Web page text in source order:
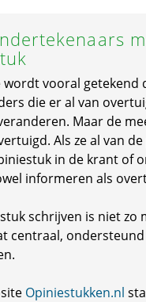
wordt vooral getekend
die er al van
Maar de
Als ze al van
in de krant of
informeren als
schrijven is niet zo
centraal,
Opiniestukken.nl